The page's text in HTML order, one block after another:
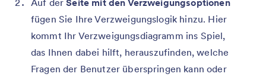
Auf derSeite mit den Verzweigungsoptionen
fügen Sie Ihre Verzweigungslogik hinzu. Hier
kommt Ihr Verzweigungsdiagramm ins Spiel,
das Ihnen dabei hilft, herauszufinden, welche
Fragen der Benutzer überspringen kann oder